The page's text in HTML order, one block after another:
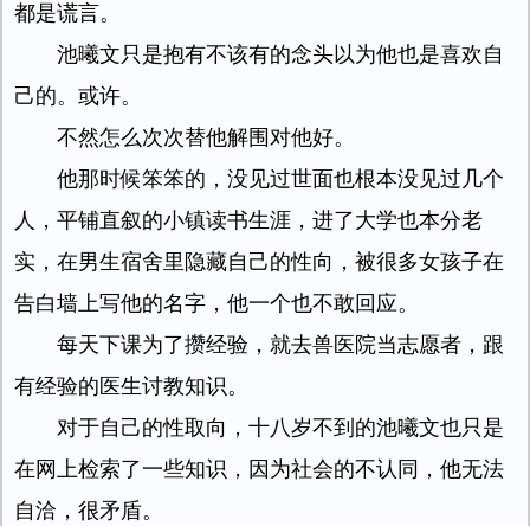
都是谎言。
池曦文只是抱有不该有的念头以为他也是喜欢自
己的。或许。
不然怎么次次替他解围对他好。
他那时候笨笨的，没见过世面也根本没见过几个
人，平铺直叙的小镇读书生涯，进了大学也本分老
实，在男生宿舍里隐藏自己的性向，被很多女孩子在
告白墙上写他的名字，他一个也不敢回应。
每天下课为了攒经验，就去兽医院当志愿者，跟
有经验的医生讨教知识。
对于自己的性取向，十八岁不到的池曦文也只是
在网上检索了一些知识，因为社会的不认同，他无法
自洽，很矛盾。